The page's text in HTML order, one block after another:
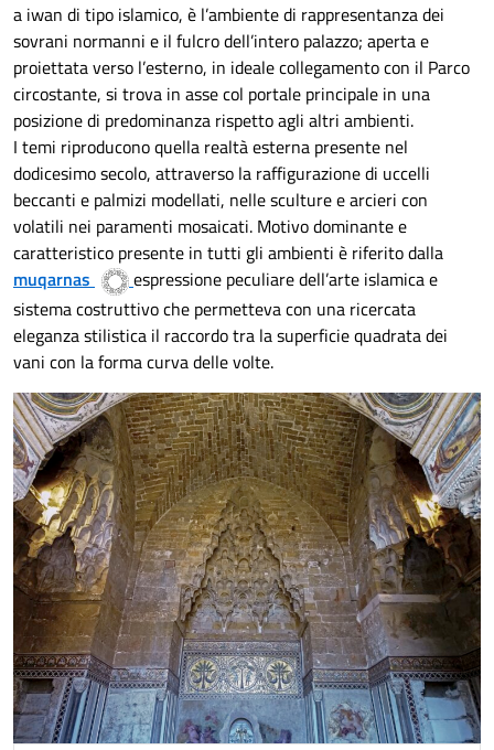
a iwan di tipo islamico, è l’ambiente di rappresentanza dei
sovrani normanni e il fulcro dell’intero palazzo; aperta e
proiettata verso l’esterno, in ideale collegamento con il Parco
circostante, si trova in asse col portale principale in una
posizione di predominanza rispetto agli altri ambienti.
I temi riproducono quella realtà esterna presente nel
dodicesimo secolo, attraverso la raffigurazione di uccelli
beccanti e palmizi modellati, nelle sculture e arcieri con
volatili nei paramenti mosaicati. Motivo dominante e
caratteristico presente in tutti gli ambienti è riferito dalla
muqarnas
espressione peculiare dell’arte islamica e
sistema costruttivo che permetteva con una ricercata
eleganza stilistica il raccordo tra la superficie quadrata dei
vani con la forma curva delle volte.